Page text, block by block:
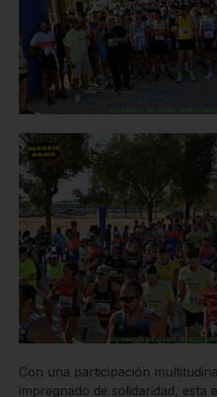
Con una participación
impregnado de solidaridad, esta